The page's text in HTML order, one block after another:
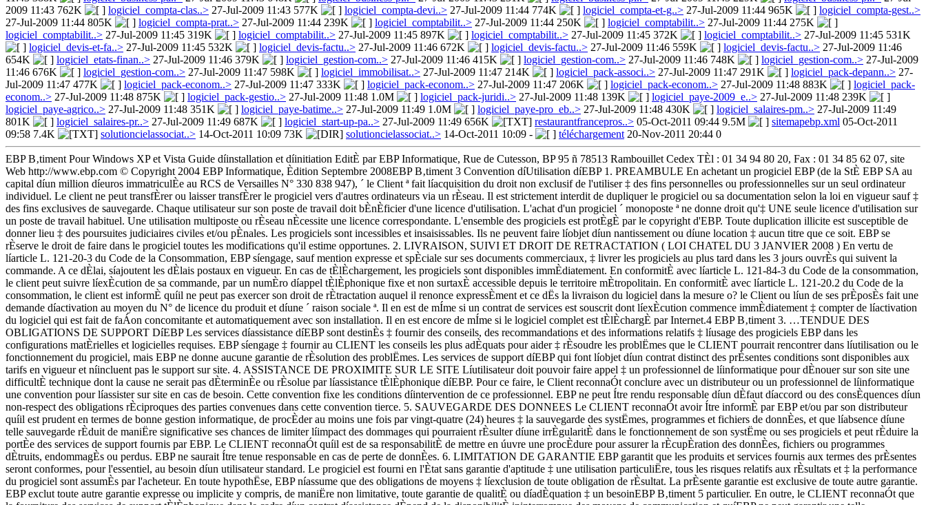
2009 11:43 762K
logiciel_compta-clas..> 27-Jul-2009 11:43 577K logiciel_compta-devi..> 27-Jul-2009 11:44 774K logiciel_compta-et-g..> 27-Jul-2009 11:44 965K
logiciel_compta-gest..>
27-Jul-2009 11:44 805K
logiciel_compta-prat..> 27-Jul-2009 11:44 239K logiciel_comptabilit..> 27-Jul-2009 11:44 250K logiciel_comptabilit..> 27-Jul-2009 11:44 275K
logiciel_comptabilit..> 27-Jul-2009 11:45 319K logiciel_comptabilit..> 27-Jul-2009 11:45 897K logiciel_comptabilit..> 27-Jul-2009 11:45 372K logiciel_comptabilit..> 27-Jul-2009 11:45 531K
logiciel_devis-et-fa..> 27-Jul-2009 11:45 532K logiciel_devis-factu..> 27-Jul-2009 11:46 672K logiciel_devis-factu..> 27-Jul-2009 11:46 559K logiciel_devis-factu..> 27-Jul-2009 11:46
654K
logiciel_etats-finan..> 27-Jul-2009 11:46 379K logiciel_gestion-com..> 27-Jul-2009 11:46 415K logiciel_gestion-com..> 27-Jul-2009 11:46 748K logiciel_gestion-com..> 27-Jul-2009
11:46 676K
logiciel_gestion-com..> 27-Jul-2009 11:47 598K logiciel_immobilisat..> 27-Jul-2009 11:47 214K logiciel_pack-associ..> 27-Jul-2009 11:47 291K logiciel_pack-depann..> 27-
Jul-2009 11:47 477K
logiciel_pack-econom..> 27-Jul-2009 11:47 333K logiciel_pack-econom..> 27-Jul-2009 11:47 206K logiciel_pack-econom..> 27-Jul-2009 11:48 883K
logiciel_pack-
econom..> 27-Jul-2009 11:48 875K logiciel_pack-gestio..> 27-Jul-2009 11:48 1.0M logiciel_pack-juridi..> 27-Jul-2009 11:48 139K logiciel_paye-2009_e..> 27-Jul-2009 11:48 239K
logiciel_paye-agrico..> 27-Jul-2009 11:48 351K logiciel_paye-batime..> 27-Jul-2009 11:49 1.0M logiciel_paye-pro_eb..> 27-Jul-2009 11:48 430K logiciel_salaires-pm..> 27-Jul-2009 11:49
801K
logiciel_salaires-pr..> 27-Jul-2009 11:49 687K logiciel_start-up-pa..> 27-Jul-2009 11:49 656K restaurantfrancepros..> 05-Oct-2011 09:44 9.5M sitemapebp.xml 05-Oct-2011
09:58 7.4K
solutioncielassociat..> 14-Oct-2011 10:09 73K solutioncielassociat..> 14-Oct-2011 10:09 - téléchargement 20-Nov-2011 20:44 0
EBP B‚timent Pour Windows XP et Vista Guide díinstallation et díinitiation EditÈ par EBP Informatique, Rue de Cutesson, BP 95 ñ 78513 Rambouillet Cedex TÈl : 01 34 94 80 20, Fax : 01 34 85 62 07, site Web http://www.ebp.com © Copyright 2004 EBP Informatique, Èdition Septembre 2008EBP B‚timent 3 Convention díUtilisation díEBP 1. PREAMBULE En achetant un progiciel EBP (de la StÈ EBP SA au capital díun million díeuros immatriculÈe au RCS de Versailles N° 330 838 947), ´ le Client ª fait líacquisition du droit non exclusif de l'utiliser ‡ des fins personnelles ou professionnelles sur un seul ordinateur individuel. Le client ne peut transfÈrer ou laisser transfÈrer le progiciel vers d'autres ordinateurs via un rÈseau. Il est strictement interdit de dupliquer le progiciel ou sa documentation selon la loi en vigueur sauf ‡ des fins exclusives de sauvegarde. Chaque utilisateur sur son poste de travail doit bÈnÈficier d'une licence d'utilisation. L'achat d'un progiciel ´ monoposte ª ne donne droit qu'‡ UNE seule licence d'utilisation sur un poste de travail habituel. Une utilisation multiposte ou rÈseau nÈcessite une licence correspondante. L'ensemble des progiciels est protÈgÈ par le copyright d'EBP. Toute duplication illicite est susceptible de donner lieu ‡ des poursuites judiciaires civiles et/ou pÈnales. Les progiciels sont incessibles et insaisissables. Ils ne peuvent faire líobjet díun nantissement ou díune location ‡ aucun titre que ce soit. EBP se rÈserve le droit de faire dans le progiciel toutes les modifications qu'il estime opportunes. 2. LIVRAISON, SUIVI ET DROIT DE RETRACTATION ( LOI CHATEL DU 3 JANVIER 2008 ) En vertu de líarticle L. 121-20-3 du Code de la Consommation, EBP síengage, sauf mention expresse et spÈciale sur ses documents commerciaux, ‡ livrer les progiciels au plus tard dans les 3 jours ouvrÈs qui suivent la commande. A ce dÈlai, síajoutent les dÈlais postaux en vigueur. En cas de tÈlÈchargement, les progiciels sont disponibles immÈdiatement. En conformitÈ avec líarticle L. 121-84-3 du Code de la consommation, le client peut suivre líexÈcution de sa commande, par un numÈro díappel tÈlÈphonique fixe et non surtaxÈ accessible depuis le territoire mÈtropolitain. En conformitÈ avec líarticle L. 121-20.2 du Code de la consommation, le client est informÈ quíil ne peut pas exercer son droit de rÈtractation auquel il renonce expressÈment et ce dËs la livraison du logiciel dans la mesure o? le Client ou líun de ses prÈposÈs fait une demande díactivation au moyen du N° de licence du produit et díune ´ raison sociale ª. Il en est de mÍme si un contrat de services est souscrit dont líexÈcution commence immÈdiatement ‡ compter de líactivation du logiciel qui est fait de faÁon concomitante et automatiquement avec son installation. Il en est encore de mÍme si le logiciel complet est tÈlÈchargÈ par Internet.4 EBP B‚timent 3. …TENDUE DES OBLIGATIONS DE SUPPORT DíEBP Les services díassistance díEBP sont destinÈs ‡ fournir des conseils, des recommandations et des informations relatifs ‡ líusage des progiciels EBP dans les configurations matÈrielles et logicielles requises. EBP síengage ‡ fournir au CLIENT les conseils les plus adÈquats pour aider ‡ rÈsoudre les problËmes que le CLIENT pourrait rencontrer dans líutilisation ou le fonctionnement du progiciel, mais EBP ne donne aucune garantie de rÈsolution des problËmes. Les services de support díEBP qui font líobjet díun contrat distinct des prÈsentes conditions sont disponibles aux tarifs en vigueur et níincluent pas le support sur site. 4. ASSISTANCE DE PROXIMITE SUR LE SITE Líutilisateur doit pouvoir faire appel ‡ un professionnel de líinformatique pour dÈnouer sur son site une difficultÈ technique dont la cause ne serait pas dÈterminÈe ou rÈsolue par líassistance tÈlÈphonique díEBP. Pour ce faire, le Client reconnaÓt conclure avec un distributeur ou un professionnel de líinformatique une convention pour líassister sur site en cas de besoin. Cette convention fixe les conditions díintervention de ce professionnel. EBP ne peut Ítre rendu responsable díun dÈfaut díaccord ou des consÈquences díun non-respect des obligations rÈciproques des parties convenues dans cette convention tierce. 5. SAUVEGARDE DES DONNEES Le CLIENT reconnaÓt avoir Ítre informÈ par EBP et/ou par son distributeur quíil est prudent en termes de bonne gestion informatique, de procÈder au moins une fois par vingt-quatre (24) heures ‡ la sauvegarde des systËmes, programmes et fichiers de donnÈes, et que líabsence díune telle sauvegarde rÈduit de maniËre significative ses chances de limiter líimpact des dommages qui pourraient rÈsulter díune irrÈgularitÈ dans le fonctionnement de son systËme ou ses progiciels et peut rÈduire la portÈe des services de support fournis par EBP. Le CLIENT reconnaÓt quíil est de sa responsabilitÈ de mettre en úuvre une procÈdure pour assurer la rÈcupÈration des donnÈes, fichiers ou programmes dÈtruits, endommagÈs ou perdus. EBP ne saurait Ítre tenue responsable en cas de perte de donnÈes. 6. LIMITATION DE GARANTIE EBP garantit que les produits et services fournis aux termes des prÈsentes seront conformes, pour l'essentiel, au besoin díun utilisateur standard. Le progiciel est fourni en l'Ètat sans garantie d'aptitude ‡ une utilisation particuliËre, tous les risques relatifs aux rÈsultats et ‡ la performance du progiciel sont assumÈs par l'acheteur. En toute hypothËse, EBP níassume que des obligations de moyens ‡ líexclusion de toute obligation de rÈsultat. La prÈsente garantie est exclusive de toute autre garantie. EBP exclut toute autre garantie expresse ou implicite y compris, de maniËre non limitative, toute garantie de qualitÈ ou díadÈquation ‡ un besoinEBP B‚timent 5 particulier. En outre, le CLIENT reconnaÓt que la fourniture des services de support tÈlÈphonique dans le cadre díun contrat díassistance dÈpend de la disponibilitÈ ininterrompue des moyens de communication et quíEBP ne peut garantir une telle disponibilitÈ. 7. 4LIMITATIONS DE RESPONSABILITE Sauf disposition contraire díordre public, EBP ou ses fournisseurs ne seront en aucun cas responsables ‡ raison de prÈjudices directs ou indirects (y compris les manques ‡ gagner, interruptions díactivitÈ, pertes díinformations ou autres pertes de nature pÈcuniaire) rÈsultant díun retard ou díun manquement commis par EBP dans la fourniture ou líabsence de fourniture des services de support, alors mÍme quíEBP ou ses fournisseurs auraient ÈtÈ informÈs de l'ÈventualitÈ de tels prÈjudices. EBP ne peut Ítre rendu responsable díun fonctionnement non conforme, díun dysfonctionnement, díune inaptitude particuliËre ou díune absence de fonctionnalitÈ dans un de ses progiciels. En outre, le CLIENT reconnaÓt quíEBP et ses fournisseurs ne seront responsables ‡ raison díaucun manque ‡ gagner subi par un tiers et d'aucune rÈclamation ou action en justice dirigÈe ou intentÈe contre le CLIENT par un tiers. En toute hypothËse, la responsabilitÈ díEBP ou de ses fournisseurs, quelle qu'en soit la cause ou le fondement, ne saurait excÈder, au total, les sommes payÈes par le CLIENT ‡ EBP (ou ‡ son distributeur) pour la fourniture du progiciel ou du service au titre du contrat díassistance. Líutilisateur reconnaÓt avoir ÈvaluÈ le logiciel de faÁon approfondie par une dÈmonstration ou un test rÈel pour vÈrifier quíil est en adÈquation avec ses besoins. 8. DISPOSITIONS FINALES Ces conditions gÈnÈrales de vente interviennent pour toutes commandes du Client faites verbalement ou bien passÈes par tÈlÈphone, fax, courrier, email, formulaire Èlectronique ‡ l'attention du service clients díEBP ou díun distributeur EBP. La validation díun formulaire en ligne vaut acceptation par le client des prÈsentes CGV dËs lors que ce dernier a cochÈ la case prÈvue a cet effet sur le formulaire. Les CGV font partie intÈgrale du contrat de licence et sont opposables au Client ou ses prÈposÈs. ConformÈment ‡ Loi ´ Informatique et libertÈs ª du 6 janvier 1978, le Client dispose d'un droit d'accËs et de rectification aux donnÈes le concernant. Pour tout litige, il sera fait attribution de juridiction devant les tribunaux du ressort de Versailles, mÍme en cas de pluralitÈ de dÈfendeurs ou díappel en garantie. Version 2.0: Janvier 2008EBP B‚timent 7 FÈlicitations ! Vous venez díacquÈrir un logiciel EBP, nous vous remercions de nous accorder votre confiance et nous vous en souhaitons bonne utilisation. Ce guide prÈsente le logiciel EBP B‚timent et donne toutes les informations nÈcessaires ‡ son installation et ‡ sa dÈcouverte. Pour des explications sur des points ou des fonctions particuliËres non traitÈs dans le guide, consultez líaide en ligne, disponible directement dans le logiciel. Celle-ci est mise ‡ jour rÈguliËrement et doit rÈpondre ‡ la totalitÈ des questions que vous pourriez vous poser. Pour accÈder ‡ líaide en ligne, deux possibilitÈs sont ‡ votre disposition : La touche F1 pour une aide directe sur un Ècran prÈcis Le menu ? + Aide sur EBP B‚timent pour obtenir une aide gÈnÈrale composÈe díun Sommaire, díun Index qui affiche líensemble des informations traitÈes dans líaide et díun onglet Recherche qui gÈnËre la totalitÈ des mots utilisÈs dans líaide pour une recherche trËs approfondie. Remarque Nous vous conseillons de lire le fichier Batiment.rtf qui sera proposÈ dans le menu ? + Lisez-moi. Toutes les modifications apportÈes au logiciel depuis líimpression de ce manuel y seront consignÈes.8 EBP B‚timentEBP B‚timent 9 Table des matiËres INSTALLATION 13 1. AVANT DE COMMENCER ..............................................................................13 1.1. AccËs au service technique ...................................................................13 1.2. Configuration minimale conseillÈe .........................................................13 1.3. La place disque nÈcessaire ...................................................................14 2. COMMENT INSTALLER MON LOGICIEL ? ....................................................14 3